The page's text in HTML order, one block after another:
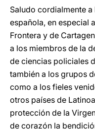
Saludo cordialmente
española, en especial
Frontera y de
a los miembros de la
de ciencias policiales
también a los grupos
como a los fieles
otros países de
protección de la
de corazón la